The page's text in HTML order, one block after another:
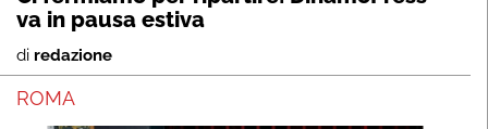
va in pausa estiva
di redazione
ROMA